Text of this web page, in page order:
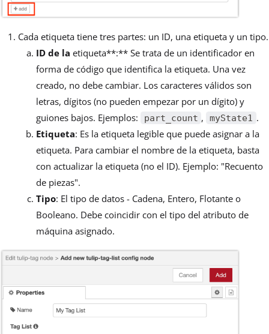
Cada etiqueta tiene tres partes: un ID, una etiqueta y un tipo.
ID de la etiqueta**:** Se trata de un identificador en
forma de código que identifica la etiqueta. Una vez
creado, no debe cambiar. Los caracteres válidos son
letras, dígitos (no pueden empezar por un dígito) y
guiones bajos. Ejemplos:
part_count , myState1 .
Etiqueta: Es la etiqueta legible que puede asignar a la
etiqueta. Para cambiar el nombre de la etiqueta, basta
con actualizar la etiqueta (no el ID). Ejemplo: "Recuento
de piezas".
Tipo: El tipo de datos - Cadena, Entero, Flotante o
Booleano. Debe coincidir con el tipo del atributo de
máquina asignado.